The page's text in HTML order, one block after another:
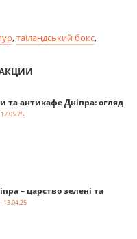
,таїландський бокс,
та антикафе Дніпра: огляд
– царство зелені та
- 13.04.25